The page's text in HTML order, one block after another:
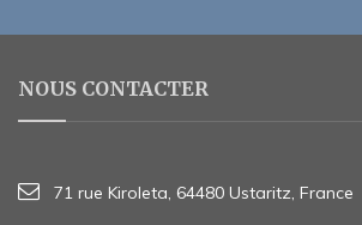
NOUS CONTACTER
71 rue Kiroleta, 64480 Ustaritz, France